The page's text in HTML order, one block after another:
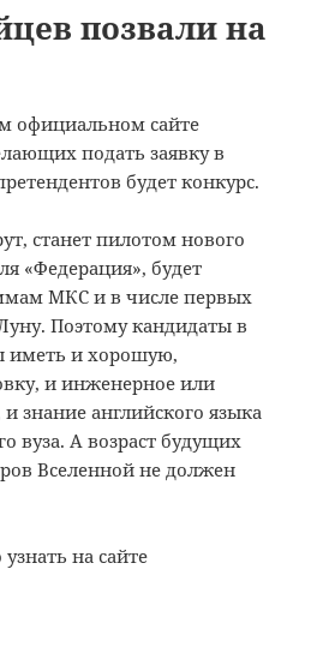
позвали на
официальном сайте
подать заявку в
будет конкурс.
станет пилотом нового
«Федерация», будет
МКС и в числе первых
Поэтому кандидаты в
иметь и хорошую,
и инженерное или
знание английского языка
вуза. А возраст будущих
Вселенной не должен
на сайте